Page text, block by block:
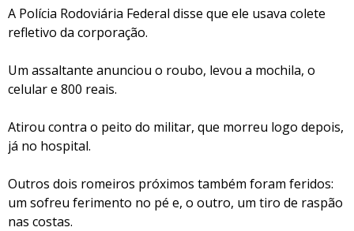
A Polícia Rodoviária Federal disse que ele usava colete
refletivo da corporação.
Um assaltante anunciou o roubo, levou a mochila, o
celular e 800 reais.
Atirou contra o peito do militar, que morreu logo depois,
já no hospital.
Outros dois romeiros próximos também foram feridos:
um sofreu ferimento no pé e, o outro, um tiro de raspão
nas costas.